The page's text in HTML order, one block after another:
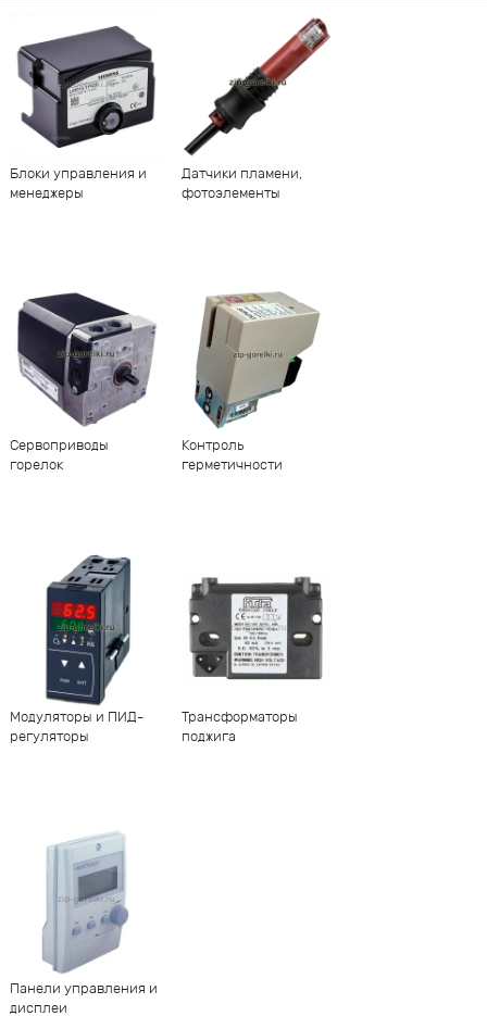
Блоки управления и
менеджеры
Датчики пламени,
фотоэлементы
Сервоприводы
горелок
Контроль
герметичности
Модуляторы и ПИД-
регуляторы
Трансформаторы
поджига
Панели управления и
дисплеи